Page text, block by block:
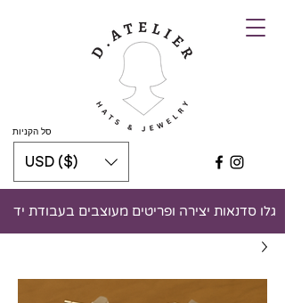
סל הקניות
גלו סדנאות יצירה ופריטים מעוצבים בעבודת יד
USD ($)